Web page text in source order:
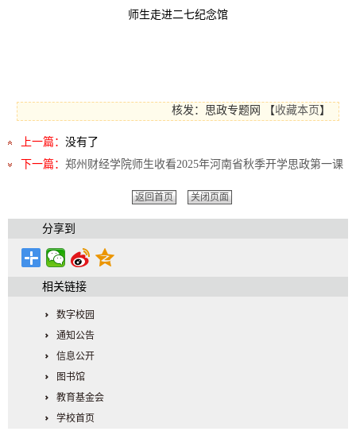
师生走进二七纪念馆
核发：思政专题网 【收藏本页 】
上一篇： 没有了
下一篇： 郑州财经学院师生收看2025年河南省秋季开学思政第一课
返回首页 关闭页面
分享到
相关链接
数字校园
通知公告
信息公开
图书馆
教育基金会
学校首页